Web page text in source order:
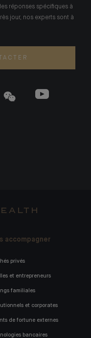
réponses spécifiques à
jour, nos experts sont à
accompagner
privés
et entrepreneurs
familiales
et corporates
de fortune externes
bancaires